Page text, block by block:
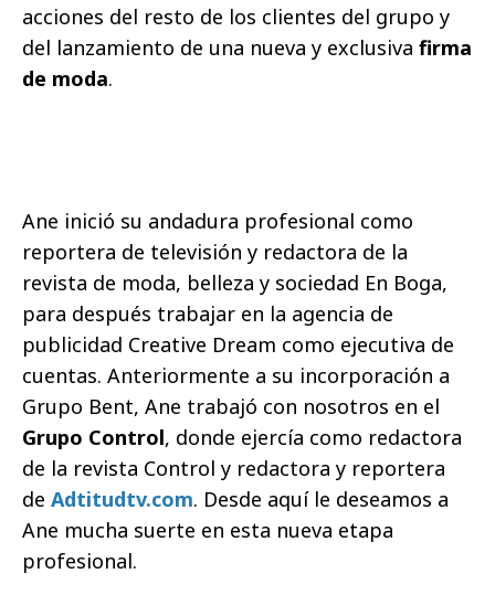
acciones del resto de los clientes del grupo y
del lanzamiento de una nueva y exclusiva firma
de moda.
Ane inició su andadura profesional como
reportera de televisión y redactora de la
revista de moda, belleza y sociedad En Boga,
para después trabajar en la agencia de
publicidad Creative Dream como ejecutiva de
cuentas. Anteriormente a su incorporación a
Grupo Bent, Ane trabajó con nosotros en el
Grupo Control, donde ejercía como redactora
de la revista Control y redactora y reportera
de Adtitudtv.com. Desde aquí le deseamos a
Ane mucha suerte en esta nueva etapa
profesional.